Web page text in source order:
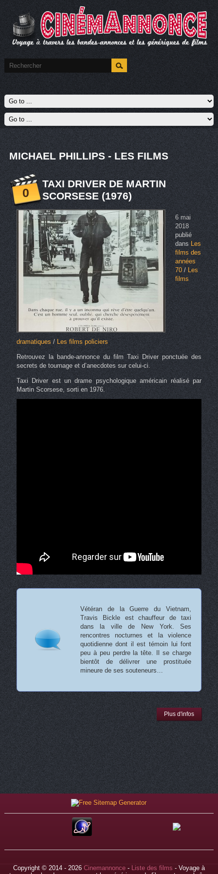
MICHAEL PHILLIPS - LES FILMS
0
TAXI DRIVER DE MARTIN
SCORSESE (1976)
6 mai
2018
publié
dansLes
films des
années
70/ Les
films
dramatiques/Les films policiers
Retrouvez la bande-annonce du film Taxi Driver ponctuée des
secrets de tournage et d’anecdotes sur celui-ci.
Taxi Driver est un drame psychologique américain réalisé par
Martin Scorsese, sorti en 1976.
Vétéran de la Guerre du Vietnam,
Travis Bickle est chauffeur de taxi
dans la ville de New York. Ses
rencontres nocturnes et la violence
quotidienne dont il est témoin lui font
peu à peu perdre la tête. Il se charge
bientôt de délivrer une prostituée
mineure de ses souteneurs…
Plus d'infos
Copyright © 2014 - 2026 Cinemannonce- Liste des films - Voyage à